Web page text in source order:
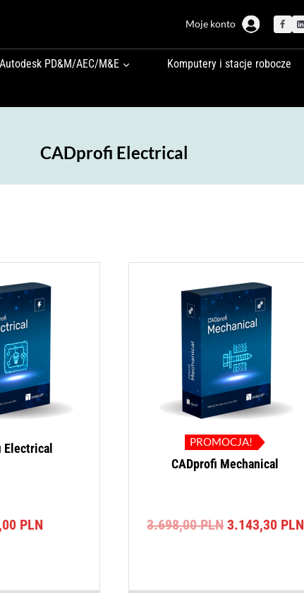
Moje konto
PD&M/AEC/M&E Komputery i stacje robocze
CADprofi Electrical
Electrical
PLN
PROMOCJA!
CADprofi Mechanical
3.698,00PLNPierwotna
3.143,30 PLN